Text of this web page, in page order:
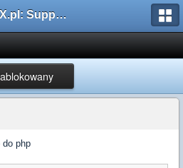
AMXX.pl: Support AMX Mod X i SourceMod
php